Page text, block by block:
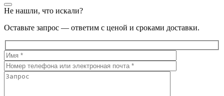
Не нашли, что искали?
Оставьте запрос — ответим с ценой и сроками доставки.